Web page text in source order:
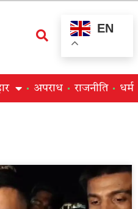
EN
अपराध राजनीति धर्म